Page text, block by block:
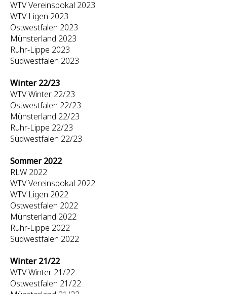
WTV Vereinspokal 2023
WTV Ligen 2023
Ostwestfalen 2023
Münsterland 2023
Ruhr-Lippe 2023
Südwestfalen 2023
Winter 22/23
WTV Winter 22/23
Ostwestfalen 22/23
Münsterland 22/23
Ruhr-Lippe 22/23
Südwestfalen 22/23
Sommer 2022
RLW 2022
WTV Vereinspokal 2022
WTV Ligen 2022
Ostwestfalen 2022
Münsterland 2022
Ruhr-Lippe 2022
Südwestfalen 2022
Winter 21/22
WTV Winter 21/22
Ostwestfalen 21/22